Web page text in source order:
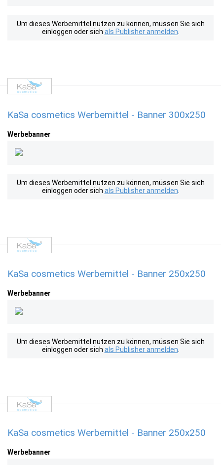
Um dieses Werbemittel nutzen zu können, müssen Sie sich
einloggen oder sich als Publisher anmelden
KaSa cosmetics Werbemittel - Banner 300x250
Werbebanner
Um dieses Werbemittel nutzen zu können, müssen Sie sich
einloggen oder sich als Publisher anmelden
KaSa cosmetics Werbemittel - Banner 250x250
Werbebanner
Um dieses Werbemittel nutzen zu können, müssen Sie sich
einloggen oder sich als Publisher anmelden
KaSa cosmetics Werbemittel - Banner 250x250
Werbebanner